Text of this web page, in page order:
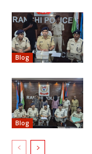
Blog
Blog